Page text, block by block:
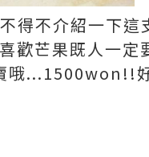
得不介紹一下這
歡芒果既人一定
哦...1500won!!